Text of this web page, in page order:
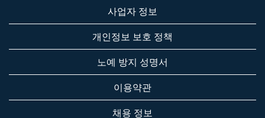
사업자 정보
개인정보 보호 정책
노예 방지 성명서
이용약관
채용 정보